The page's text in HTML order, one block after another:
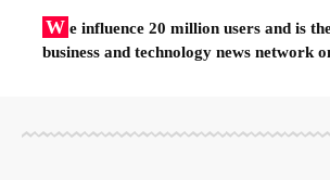
W e influence 20 million users and is
business and technology news network